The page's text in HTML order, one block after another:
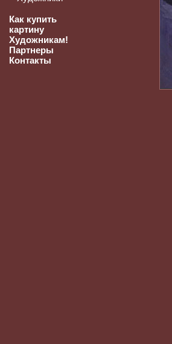
Как купить
картину
Художникам!
Партнеры
Контакты